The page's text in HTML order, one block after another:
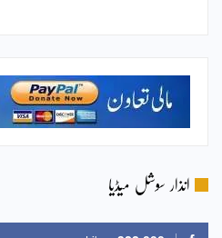
انذار سوشل میڈیا